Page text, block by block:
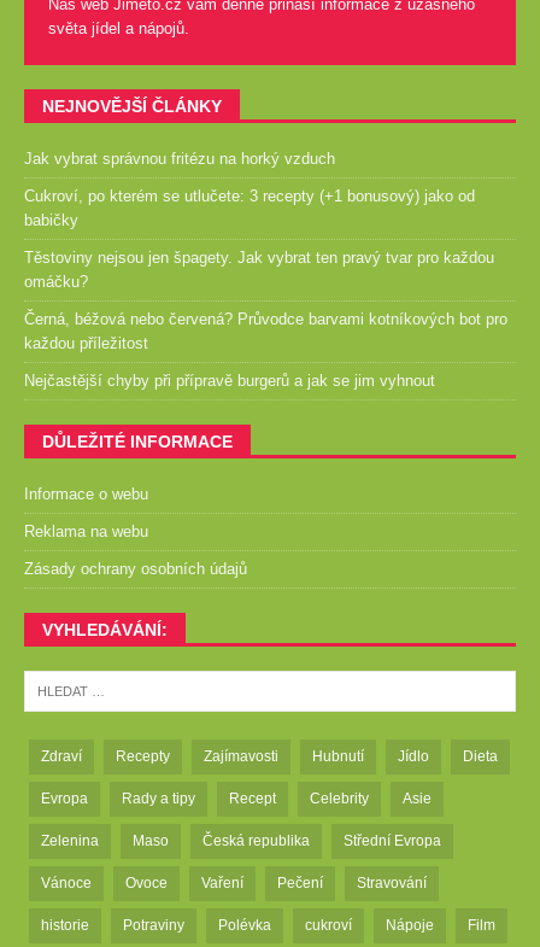
Náš web Jimeto.cz vám denně přináší informace z úžasného
světa jídel a nápojů.
NEJNOVĚJŠÍ ČLÁNKY
Jak vybrat správnou fritézu na horký vzduch
Cukroví, po kterém se utlučete: 3 recepty (+1 bonusový) jako od
babičky
Těstoviny nejsou jen špagety. Jak vybrat ten pravý tvar pro každou
omáčku?
Černá, béžová nebo červená? Průvodce barvami kotníkových bot pro
každou příležitost
Nejčastější chyby při přípravě burgerů a jak se jim vyhnout
DŮLEŽITÉ INFORMACE
Informace o webu
Reklama na webu
Zásady ochrany osobních údajů
VYHLEDÁVÁNÍ:
Zdraví Recepty Zajímavosti Hubnutí Jídlo Dieta
Evropa Rady a tipy Recept Celebrity Asie
Zelenina Maso Česká republika Střední Evropa
Vánoce Ovoce Vaření Pečení Stravování
historie Potraviny Polévka cukroví Nápoje Film